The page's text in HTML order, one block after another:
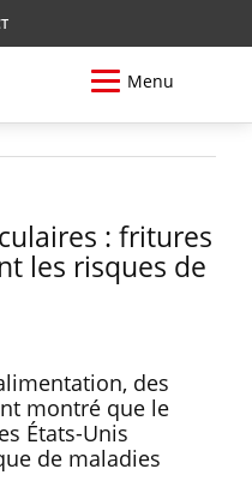
Menu
: fritures
les risques de
des
montré que le
États-Unis
de maladies